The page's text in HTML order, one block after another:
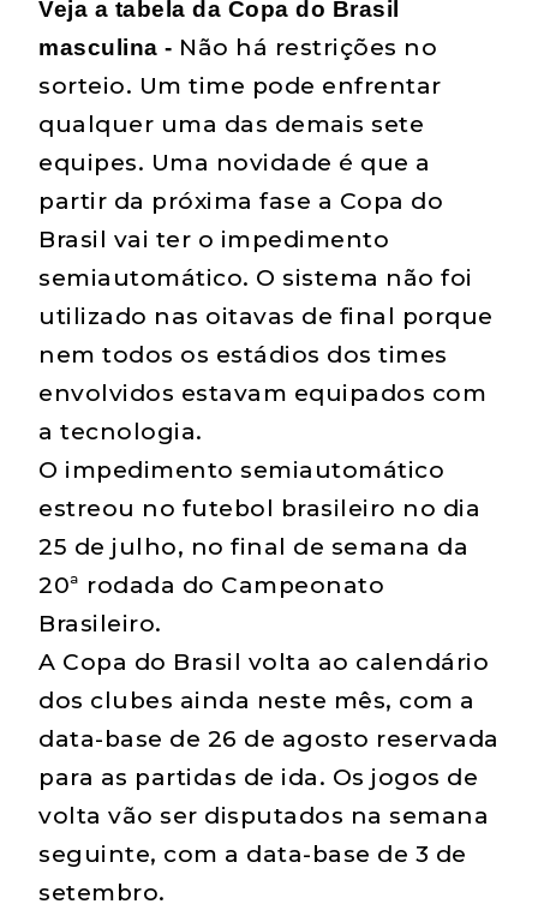
Veja a tabela da Copa do Brasil
masculina - Não há restrições no
sorteio. Um time pode enfrentar
qualquer uma das demais sete
equipes. Uma novidade é que a
partir da próxima fase a Copa do
Brasil vai ter o impedimento
semiautomático. O sistema não foi
utilizado nas oitavas de final porque
nem todos os estádios dos times
envolvidos estavam equipados com
a tecnologia.
O impedimento semiautomático
estreou no futebol brasileiro no dia
25 de julho, no final de semana da
20ª rodada do Campeonato
Brasileiro.
A Copa do Brasil volta ao calendário
dos clubes ainda neste mês, com a
data-base de 26 de agosto reservada
para as partidas de ida. Os jogos de
volta vão ser disputados na semana
seguinte, com a data-base de 3 de
setembro.